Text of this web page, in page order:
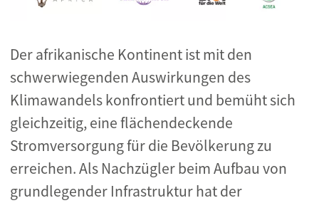
Der afrikanische Kontinent ist mit den
schwerwiegenden Auswirkungen des
Klimawandels konfrontiert und bemüht sich
gleichzeitig, eine flächendeckende
Stromversorgung für die Bevölkerung zu
erreichen. Als Nachzügler beim Aufbau von
grundlegender Infrastruktur hat der